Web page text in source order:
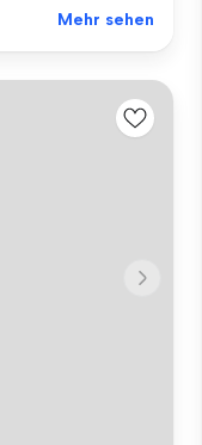
Mehr sehen